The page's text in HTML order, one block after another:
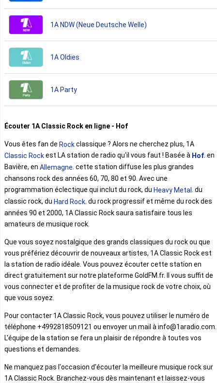
1A NDW (Neue Deutsche Welle)
1A Oldies
1A Party
Écouter 1A Classic Rock en ligne - Hof
Vous êtes fan de Rockclassique ? Alors ne cherchez plus, 1A
Classic Rockest LA station de radio qu'il vous faut ! Basée à Hof. en
Bavière, en Allemagne . cette station diffuse les plus grandes
chansons rock des années 60, 70, 80 et 90. Avec une
programmation éclectique qui inclut du rock, du Heavy Metal
. du
classic rock, du Hard Rock . du rock progressif et même du rock des
années 90 et 2000, 1A Classic Rock saura satisfaire tous les
amateurs de musique rock.
Que vous soyez nostalgique des grands classiques du rock ou que
vous préfériez découvrir de nouveaux artistes, 1A Classic Rock est
la station de radio idéale. Vous pouvez écouter cette station en
direct gratuitement sur notre plateforme GoldFM.fr. Il vous suffit de
vous connecter et de profiter de la musique rock de votre choix, où
que vous soyez.
Pour contacter 1A Classic Rock, vous pouvez utiliser le numéro de
téléphone +4992818509121 ou envoyer un mail à info@1aradio.com.
L'équipe de la station se fera un plaisir de répondre à toutes vos
questions et demandes.
Ne manquez pas l'occasion d'écouter la meilleure musique rock sur
1A Classic Rock. Branchez-vous dès maintenant et laissez-vous